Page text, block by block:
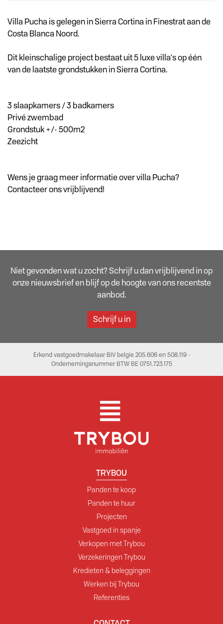
Omschrijving
Villa Pucha is gelegen in Sierra Cortina in Finestrat aan de
Costa Blanca Noord.
Dit kleinschalige project bestaat uit 5 luxe villa's op één
van de laatste grondstukken in Sierra Cortina.
3 slaapkamers / 3 badkamers
Privé zwembad
Grondstuk +/- 500m2
Zeezicht
Wens je graag meer informatie over villa Pucha?
Contacteer ons vrijblijvend!
Niet gevonden wat u zocht? Schrijf u dan vrijblijvend in op
onze nieuwsbrief en blijf op de hoogte van ons recentste
aanbod.
Schrijf u in
Erkend vastgoedmakelaar BIV belgie 205.606 en 508.119 -
Ondernemingsnummer BTW BE 0751.723.175
TRYBOU
Panden te koop
Panden te huur
Projecten
Vastgoed in spanje
Verkopen met Trybou
Verzekeringen Trybou
Kredieten & beleggingen
Werken bij Trybou
Referenties